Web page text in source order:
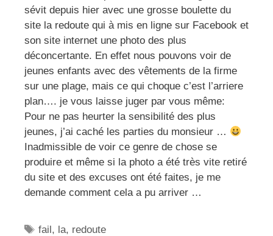
sévit depuis hier avec une grosse boulette du
site la redoute qui à mis en ligne sur Facebook et
son site internet une photo des plus
déconcertante. En effet nous pouvons voir de
jeunes enfants avec des vêtements de la firme
sur une plage, mais ce qui choque c’est l’arriere
plan…. je vous laisse juger par vous même:
Pour ne pas heurter la sensibilité des plus
jeunes, j’ai caché les parties du monsieur …
Inadmissible de voir ce genre de chose se
produire et même si la photo a été très vite retiré
du site et des excuses ont été faites, je me
demande comment cela a pu arriver …
Étiquettes
fail, la, redoute